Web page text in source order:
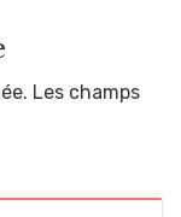
Les champs